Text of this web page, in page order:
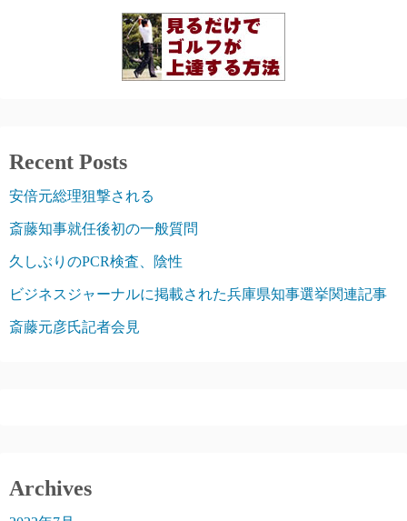
Recent Posts
安倍元総理狙撃される
斎藤知事就任後初の一般質問
久しぶりのPCR検査、陰性
ビジネスジャーナルに掲載された兵庫県知事選挙関連記事
斎藤元彦氏記者会見
Archives